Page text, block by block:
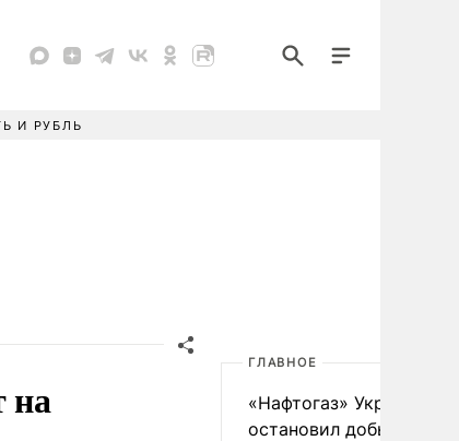
И РУБЛЬ
на
ГЛАВНОЕ
«Нафтогаз» Украины
остановил добычу